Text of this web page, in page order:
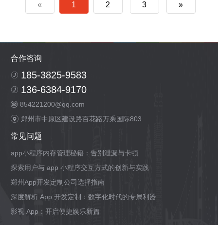
« 1 2 3 »
合作咨询
185-3825-9583
136-6384-9170
854221200@qq.com
郑州市中原区建设路百花路万乘国际803
常见问题
app小程序内存管理秘籍：告别泄漏与卡顿
探索用户与 app 小程序交互方式的创新与实践
郑州App开发定制公司选择指南
深度解析 App 开发定制：数字化时代的专属利器
影视 App：开启便捷娱乐新篇